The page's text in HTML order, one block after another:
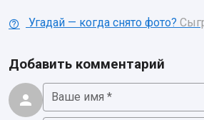
Угадай — когда снято фото?
Добавить комментарий
Ваше имя *